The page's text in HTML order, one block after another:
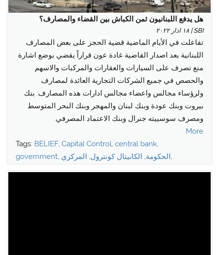
هل يدفع اللبنانيون ثمن الكباش بين القضاء والمصارف؟
SBI | ١٨ اذار ٢٠٢٢
تفاعلت في الأيام الماضية قضية الحجز على بعض المصارف
اللبنانية بعد اصدار القاضية غادة عون قراراً يقضي بوضع اشارة
منع تصرف على السيارات والعقارات والمركبات والاسهم
والحصص في جميع الشركات التجارية العائدة لمصارف
ولرؤساء مجالس واعضاء مجالس ادارات هذه المصارف: بنك
بيروت وبنك عودة وبنك لبنان والمهجر وبنك البحر المتوسط
ومصرف سوسييته جنرال وبنك الاعتماد المصرفي.
More
Tags: BELIEF, Capital Control, central bank,
government, الحكومة, الكابيتال كونترول, المركزي ,